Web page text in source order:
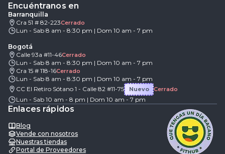
Encuéntranos en
Barranquilla
Cra 51 # 82-223Cerrado
Lun - Sab 8 am - 8:30 pm | Dom 10 am - 7 pm
Bogotá
Calle 93a #11-46Cerrado
Lun - Sab 8 am - 8:30 pm | Dom 10 am - 7 pm
Cra 15 # 118-16Cerrado
Lun - Sab 8 am - 8:30 pm | Dom 10 am - 7 pm
CC El Retiro Sótano 1 - Calle 82 #11-75
Nuevo Cerrado
Lun - Sab 10 am - 8 pm | Dom 10 am - 7 pm
Enlaces rápidos
Blog
Vende con nosotros
Nuestras tiendas
Portal de Proveedores